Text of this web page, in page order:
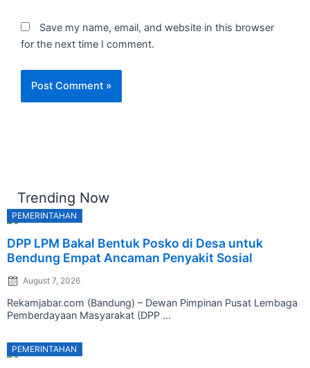
Save my name, email, and website in this browser
for the next time I comment.
Trending Now
PEMERINTAHAN
DPP LPM Bakal Bentuk Posko di Desa untuk
Bendung Empat Ancaman Penyakit Sosial
on
August 7, 2026
Rekamjabar.com (Bandung) – Dewan Pimpinan Pusat Lembaga
Pemberdayaan Masyarakat (DPP ...
PEMERINTAHAN